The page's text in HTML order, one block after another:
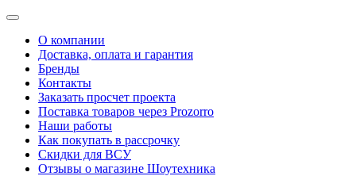
О компании
Доставка, оплата и гарантия
Бренды
Контакты
Заказать просчет проекта
Поставка товаров через Prozorro
Наши работы
Как покупать в рассрочку
Скидки для ВСУ
Отзывы о магазине Шоутехника